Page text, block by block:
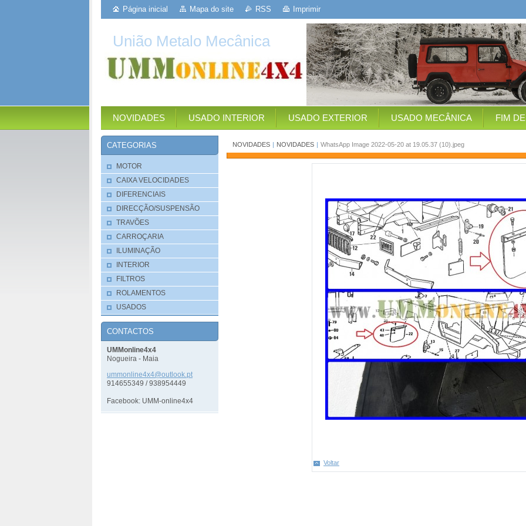
Página inicial Mapa do site RSS Imprimir
União Metalo Mecânica
NOVIDADES USADO INTERIOR USADO EXTERIOR USADO MECÂNICA FIM
NOVIDADES | NOVIDADES | WhatsApp Image 2022-05-20 at 19.05.37 (10).jpeg
Voltar
CATEGORIAS
MOTOR
CAIXA VELOCIDADES
DIFERENCIAIS
DIRECÇÃO/SUSPENSÃO
TRAVÕES
CARROÇARIA
ILUMINAÇÃO
INTERIOR
FILTROS
ROLAMENTOS
USADOS
CONTACTOS
UMMonline4x4
Nogueira - Maia
ummonline4x4@out look.pt
914655349 / 938954449
Facebook: UMM-online4x4